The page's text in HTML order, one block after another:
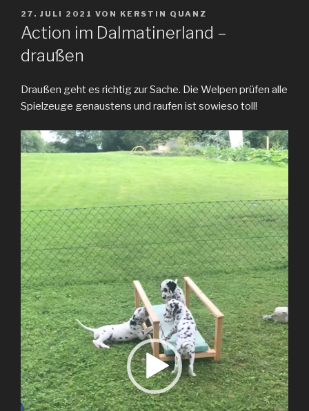
VERÖFFENTLICHT
AM
27. JULI 2021 VON KERSTIN QUANZ
Action im Dalmatinerland –
draußen
Draußen geht es richtig zur Sache. Die Welpen prüfen alle
Spielzeuge genaustens und raufen ist sowieso toll!
Video-
Player